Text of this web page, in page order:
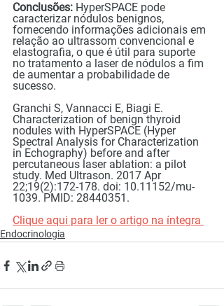
Conclusões: HyperSPACE pode
caracterizar nódulos benignos,
fornecendo informações adicionais em
relação ao ultrassom convencional e
elastografia, o que é útil para suporte
no tratamento a laser de nódulos a fim
de aumentar a probabilidade de
sucesso.
Granchi S, Vannacci E, Biagi E.
Characterization of benign thyroid
nodules with HyperSPACE (Hyper
Spectral Analysis for Characterization
in Echography) before and after
percutaneous laser ablation: a pilot
study. Med Ultrason. 2017 Apr
22;19(2):172-178. doi: 10.11152/mu-
1039. PMID: 28440351.
Clique aqui para ler o artigo na íntegra
Endocrinologia